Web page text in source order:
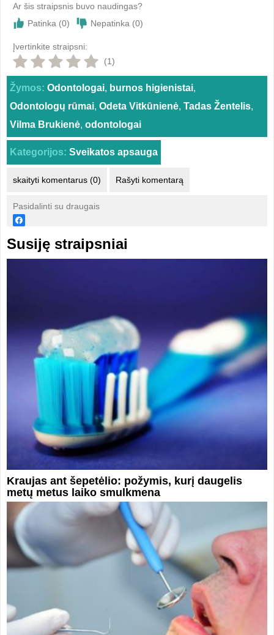
Ar šis straipsnis buvo naudingas?
Patinka (0) Nepatinka (0)
Įvertinkite straipsni:
(1)
Žymos: Odontologai, burnos higienistai,
Odontologų rūmai, Odeta Vitkūnienė, Tadas Žentelis,
Vilma Brukienė, odontologai
Kategorijos: Sveikatos apsauga
skaityti komentarus (0) Rašyti komentarą
Pasidalinti su draugais
Susiję straipsniai
Kraujas ant šepetėlio: požymis, kurį daugelis
metų metus laiko smulkmena